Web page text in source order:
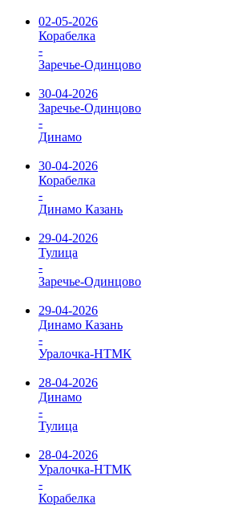
02-05-2026
Корабелка
-
Заречье-Одинцово
30-04-2026
Заречье-Одинцово
-
Динамо
30-04-2026
Корабелка
-
Динамо Казань
29-04-2026
Тулица
-
Заречье-Одинцово
29-04-2026
Динамо Казань
-
Уралочка-НТМК
28-04-2026
Динамо
-
Тулица
28-04-2026
Уралочка-НТМК
-
Корабелка